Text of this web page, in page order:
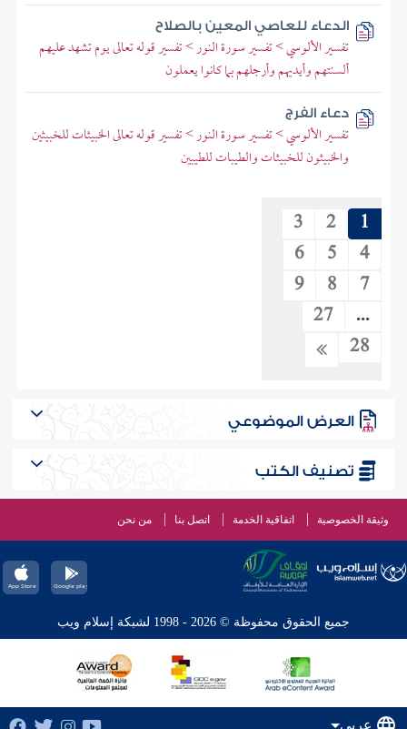
الدعاء للعاصي المعين بالصلاح
تفسير الألوسي > تفسير سورة النور > تفسير قوله تعالى يوم تشهد عليهم
ألسنتهم وأيديهم وأرجلهم بما كانوا يعملون
دعاء الفرج
تفسير الألوسي > تفسير سورة النور > تفسير قوله تعالى الخبيثات للخبيثين
والخبيثون للخبيثات والطيبات للطيبين
1
2
3
4
5
6
7
8
9
...
27
28
العرض الموضوعي
تصنيف الكتب
وثيقة الخصوصية اتفاقية الخدمة اتصل بنا من نحن
جميع الحقوق محفوظة © 2026 - 1998 لشبكة إسلام ويب
عربي